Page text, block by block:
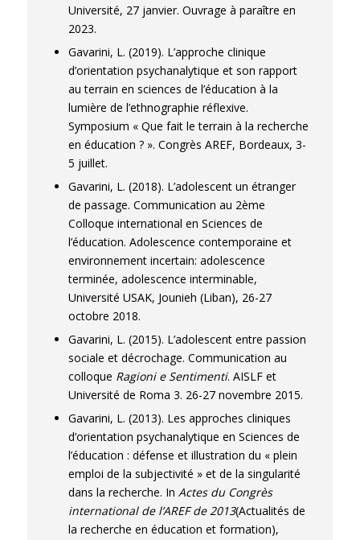
Université, 27 janvier. Ouvrage à paraître en
2023.
Gavarini, L. (2019). L’approche clinique
d’orientation psychanalytique et son rapport
au terrain en sciences de l’éducation à la
lumière de l’ethnographie réflexive.
Symposium « Que fait le terrain à la recherche
en éducation ? ». Congrès AREF, Bordeaux, 3-
5 juillet.
Gavarini, L. (2018). L’adolescent un étranger
de passage. Communication au 2ème
Colloque international en Sciences de
l’éducation. Adolescence contemporaine et
environnement incertain: adolescence
terminée, adolescence interminable,
Université USAK, Jounieh (Liban), 26-27
octobre 2018.
Gavarini, L. (2015). L’adolescent entre passion
sociale et décrochage. Communication au
colloque Ragioni e Sentimenti. AISLF et
Université de Roma 3. 26-27 novembre 2015.
Gavarini, L. (2013). Les approches cliniques
d’orientation psychanalytique en Sciences de
l’éducation : défense et illustration du « plein
emploi de la subjectivité » et de la singularité
dans la recherche. In Actes du Congrès
international de l’AREF de 2013(Actualités de
la recherche en éducation et formation),